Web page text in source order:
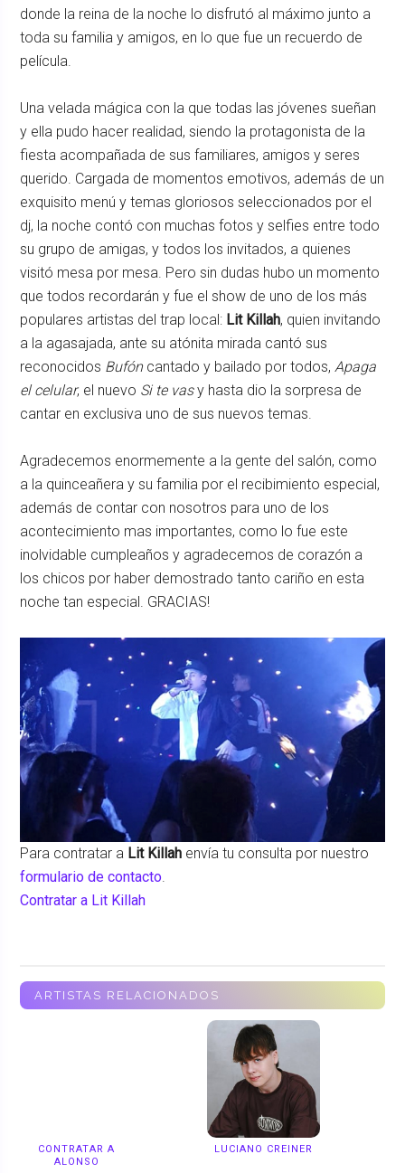
donde la reina de la noche lo disfrutó al máximo junto a
toda su familia y amigos, en lo que fue un recuerdo de
película.
Una velada mágica con la que todas las jóvenes sueñan
y ella pudo hacer realidad, siendo la protagonista de la
fiesta acompañada de sus familiares, amigos y seres
querido. Cargada de momentos emotivos, además de un
exquisito menú y temas gloriosos seleccionados por el
dj, la noche contó con muchas fotos y selfies entre todo
su grupo de amigas, y todos los invitados, a quienes
visitó mesa por mesa. Pero sin dudas hubo un momento
que todos recordarán y fue el show de uno de los más
populares artistas del trap local: Lit Killah, quien invitando
a la agasajada, ante su atónita mirada cantó sus
reconocidos Bufóncantado y bailado por todos,Apaga
el celular, el nuevo Si te vasy hasta dio la sorpresa de
cantar en exclusiva uno de sus nuevos temas.
Agradecemos enormemente a la gente del salón, como
a la quinceañera y su familia por el recibimiento especial,
además de contar con nosotros para uno de los
acontecimiento mas importantes, como lo fue este
inolvidable cumpleaños y agradecemos de corazón a
los chicos por haber demostrado tanto cariño en esta
noche tan especial. GRACIAS!
Para contratar a Lit Killah envía tu consulta por nuestro
formulario de contacto
Contratar a Lit Killah
ARTISTAS RELACIONADOS
CONTRATAR A
ALONSO
LUCIANO CREINER